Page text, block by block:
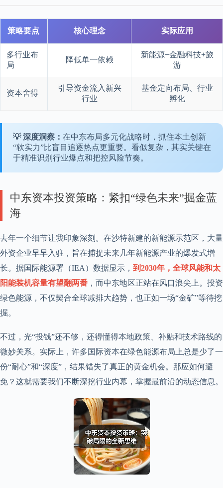
策略要点 核心理念 实际应用
多行业布
局
降低单一依赖
新能源+金融科技+旅
游
资本舍得
引导资金流入新兴
行业
基金定向布局、行业
孵化
💡 深度洞察： 在中东布局多元化战略时，抓住本土创新
“软实力”比盲目追逐热点更重要。看似复杂，其实关键在
于精准识别行业爆点和把控风险节奏。
中东资本投资策略：紧扣“绿色未来”掘金蓝
海
去年一个细节让我印象深刻。在沙特新建的新能源示范区，大量
外资企业早早入驻，旨在捕捉未来几年新能源产业的爆发式增
长。据国际能源署（IEA）数据显示， 到2030年，全球风能和太
阳能装机容量有望翻两番 ，而中东地区正站在风口浪尖上。投资
绿色能源，不仅契合全球减排大趋势，也正如一场“金矿”等待挖
掘。
不过，光“投钱”还不够，还得懂得本地政策、补贴和技术路线的
微妙关系。实际上，许多国际资本在绿色能源布局上总是少了一
份“耐心”和“深度”，结果错失了真正的黄金机会。那应如何避
免？这就需要我们不断深挖行业内幕，掌握最前沿的动态信息。